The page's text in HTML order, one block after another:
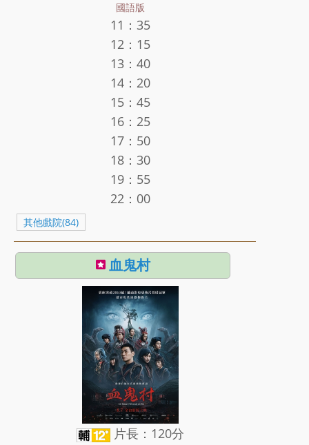
國語版
11：35
12：15
13：40
14：20
15：45
16：25
17：50
18：30
19：55
22：00
其他戲院(84)
血鬼村
片長：120分